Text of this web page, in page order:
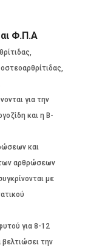
Φ.Π.Α
για την
και η Β-
και
των αρθρώσεων
με
για 8-12
την